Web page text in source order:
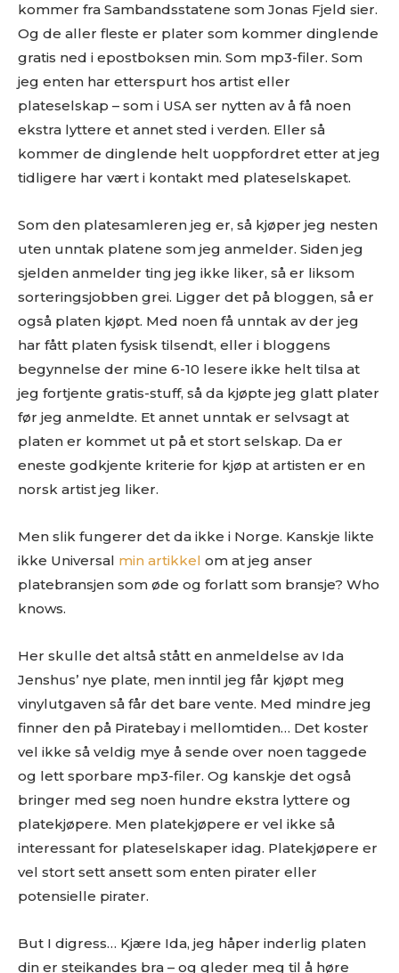
Ønsker du omtale på Dust of Daylight?
kommer fra Sambandsstatene som Jonas Fjeld sier.
Og de aller fleste er plater som kommer dinglende
gratis ned i epostboksen min. Som mp3-filer. Som
jeg enten har etterspurt hos artist eller
plateselskap – som i USA ser nytten av å få noen
ekstra lyttere et annet sted i verden. Eller så
kommer de dinglende helt uoppfordret etter at jeg
tidligere har vært i kontakt med plateselskapet.
Som den platesamleren jeg er, så kjøper jeg nesten
uten unntak platene som jeg anmelder. Siden jeg
sjelden anmelder ting jeg ikke liker, så er liksom
sorteringsjobben grei. Ligger det på bloggen, så er
også platen kjøpt. Med noen få unntak av der jeg
har fått platen fysisk tilsendt, eller i bloggens
begynnelse der mine 6-10 lesere ikke helt tilsa at
jeg fortjente gratis-stuff, så da kjøpte jeg glatt plater
før jeg anmeldte. Et annet unntak er selvsagt at
platen er kommet ut på et stort selskap. Da er
eneste godkjente kriterie for kjøp at artisten er en
norsk artist jeg liker.
Men slik fungerer det da ikke i Norge. Kanskje likte
ikke Universal min artikkel om at jeg anser
platebransjen som øde og forlatt som bransje? Who
knows.
Her skulle det altså stått en anmeldelse av Ida
Jenshus’ nye plate, men inntil jeg får kjøpt meg
vinylutgaven så får det bare vente. Med mindre jeg
finner den på Piratebay i mellomtiden… Det koster
vel ikke så veldig mye å sende over noen taggede
og lett sporbare mp3-filer. Og kanskje det også
bringer med seg noen hundre ekstra lyttere og
platekjøpere. Men platekjøpere er vel ikke så
interessant for plateselskaper idag. Platekjøpere er
vel stort sett ansett som enten pirater eller
potensielle pirater.
But I digress… Kjære Ida, jeg håper inderlig platen
din er steikandes bra – og gleder meg til å høre